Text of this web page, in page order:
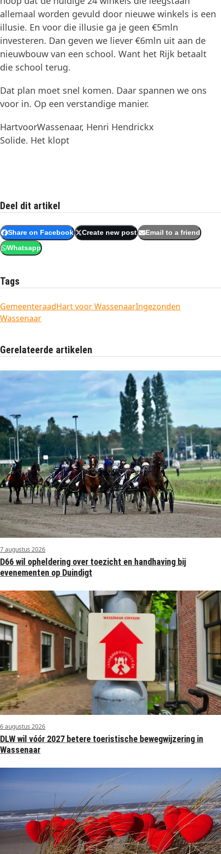
allemaal worden gevuld door nieuwe winkels is een
illusie. En voor die illusie ga je geen €5mln
investeren. Dan geven we liever €6mln uit aan de
nieuwbouw van een school. Want het Rijk betaalt
die school terug.
Dat plan moet snel komen. Daar spannen we ons
voor in. Op een verstandige manier.
HartvoorWassenaar, Henri Hendrickx
Solide. Het klopt
Deel dit artikel
Share on Facebook Create new post Email to a friend
Whatsapp
Tags
GemeenteraadHart voor WassenaarIngezonden
Wassenaar
Gerelateerde artikelen
7 augustus 2026
D66 wil opheldering over toezicht en handhaving bij
evenementen op Duindigt
6 augustus 2026
DLW wil vóór 2027 betere toeristische bewegwijzering in
Wassenaar